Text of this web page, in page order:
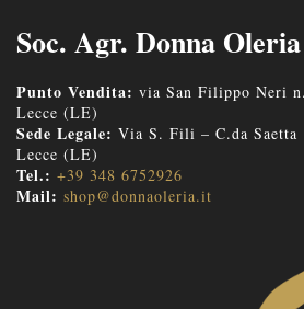
Soc. Agr. Donna
Punto Vendita: via San Filippo Neri
Lecce (LE)
Sede Legale: Via S. Fili – C.da
Lecce (LE)
Tel.: +39 348 6752926
Mail: shop@donnaoleria.it